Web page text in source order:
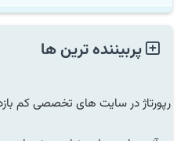
پربیننده ترین ها
رپورتاژ در سایت های تخصصی کم